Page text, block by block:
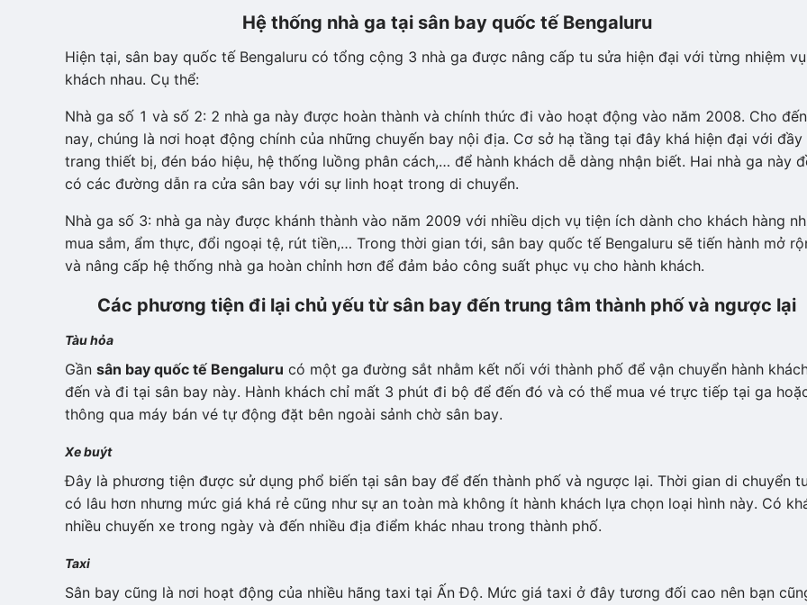
Hệ thống nhà ga tại sân bay quốc tế Bengaluru
Hiện tại, sân bay quốc tế Bengaluru có tổng cộng 3 nhà ga được nâng cấp tu sửa hiện đại với từng nhiệm vụ
khách nhau. Cụ thể:
Nhà ga số 1 và số 2: 2 nhà ga này được hoàn thành và chính thức đi vào hoạt động vào năm 2008. Cho đến
nay, chúng là nơi hoạt động chính của những chuyến bay nội địa. Cơ sở hạ tầng tại đây khá hiện đại với đầy
trang thiết bị, đén báo hiệu, hệ thống luồng phân cách,… để hành khách dễ dàng nhận biết. Hai nhà ga này
có các đường dẫn ra cửa sân bay với sự linh hoạt trong di chuyển.
Nhà ga số 3: nhà ga này được khánh thành vào năm 2009 với nhiều dịch vụ tiện ích dành cho khách hàng
mua sắm, ẩm thực, đổi ngoại tệ, rút tiền,… Trong thời gian tới, sân bay quốc tế Bengaluru sẽ tiến hành mở
và nâng cấp hệ thống nhà ga hoàn chỉnh hơn để đảm bảo công suất phục vụ cho hành khách.
Các phương tiện đi lại chủ yếu từ sân bay đến trung tâm thành phố và ngược lại
Tàu hỏa
Gần sân bay quốc tế Bengaluru có một ga đường sắt nhằm kết nối với thành phố để vận chuyển hành
đến và đi tại sân bay này. Hành khách chỉ mất 3 phút đi bộ để đến đó và có thể mua vé trực tiếp tại ga
thông qua máy bán vé tự động đặt bên ngoài sảnh chờ sân bay.
Xe buýt
Đây là phương tiện được sử dụng phổ biến tại sân bay để đến thành phố và ngược lại. Thời gian di chuyển
có lâu hơn nhưng mức giá khá rẻ cũng như sự an toàn mà không ít hành khách lựa chọn loại hình này. Có
nhiều chuyến xe trong ngày và đến nhiều địa điểm khác nhau trong thành phố.
Taxi
Sân bay cũng là nơi hoạt động của nhiều hãng taxi tại Ấn Độ. Mức giá taxi ở đây tương đối cao nên bạn